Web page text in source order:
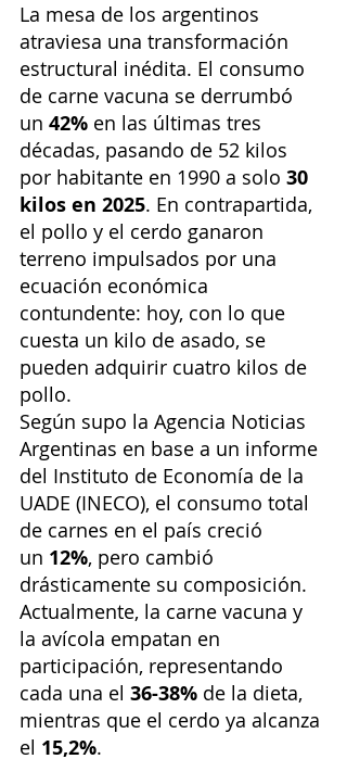
La mesa de los argentinos
atraviesa una transformación
estructural inédita. El consumo
de carne vacuna se derrumbó
un 42% en las últimas tres
décadas, pasando de 52 kilos
por habitante en 1990 a solo 30
kilos en 2025. En contrapartida,
el pollo y el cerdo ganaron
terreno impulsados por una
ecuación económica
contundente: hoy, con lo que
cuesta un kilo de asado, se
pueden adquirir cuatro kilos de
pollo.
Según supo la Agencia Noticias
Argentinas en base a un informe
del Instituto de Economía de la
UADE (INECO), el consumo total
de carnes en el país creció
un 12%, pero cambió
drásticamente su composición.
Actualmente, la carne vacuna y
la avícola empatan en
participación, representando
cada una el 36-38% de la dieta,
mientras que el cerdo ya alcanza
el 15,2%.